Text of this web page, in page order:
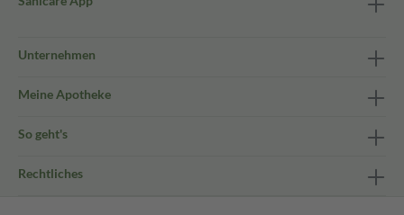
Unternehmen
Meine Apotheke
So geht's
Rechtliches